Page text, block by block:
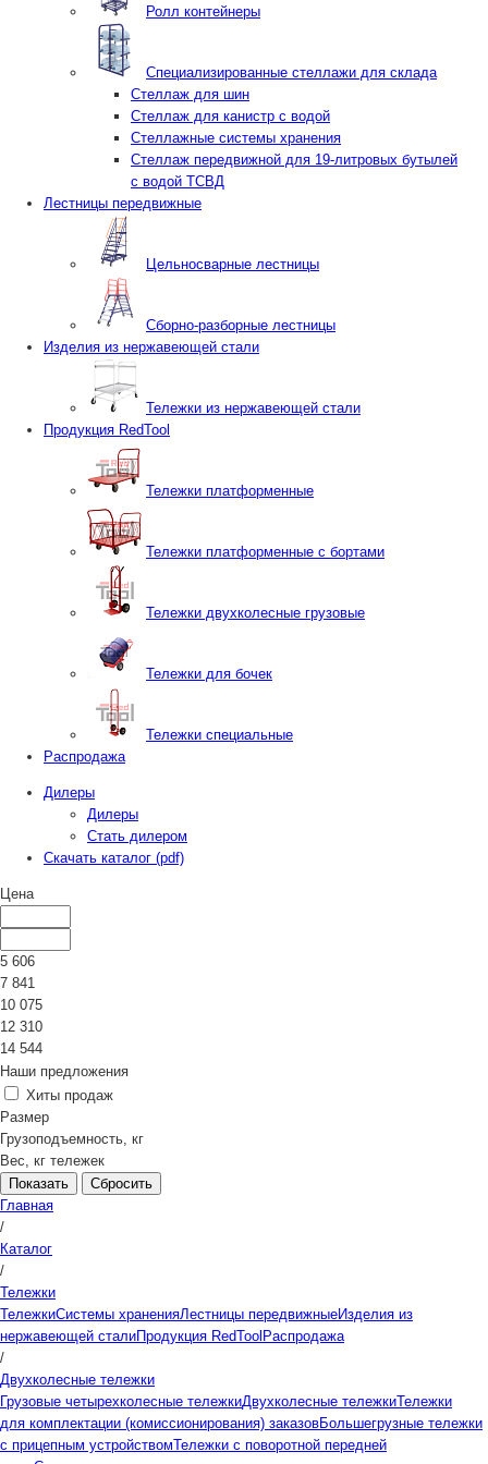
Ролл контейнеры
Специализированные стеллажи для склада
Стеллаж для шин
Стеллаж для канистр с водой
Стеллажные системы хранения
Стеллаж передвижной для 19-литровых бутылей
с водой ТСВД
Лестницы передвижные
Цельносварные лестницы
Сборно-разборные лестницы
Изделия из нержавеющей стали
Тележки из нержавеющей стали
Продукция RedTool
Тележки платформенные
Тележки платформенные с бортами
Тележки двухколесные грузовые
Тележки для бочек
Тележки специальные
Распродажа
Дилеры
Дилеры
Стать дилером
Скачать каталог (pdf)
Цена
5 606
7 841
10 075
12 310
14 544
Наши предложения
Хиты продаж
Размер
Грузоподъемность, кг
Вес, кг тележек
Сбросить
Главная
/
Каталог
/
Тележки
ТележкиСистемы храненияЛестницы передвижныеИзделия из
нержавеющей сталиПродукция RedTool Распродажа
/
Двухколесные тележки
Грузовые четырехколесные тележкиДвухколесные тележкиТележки
для комплектации (комиссионирования) заказовБольшегрузные тележки
с прицепным устройствомТележки с поворотной передней